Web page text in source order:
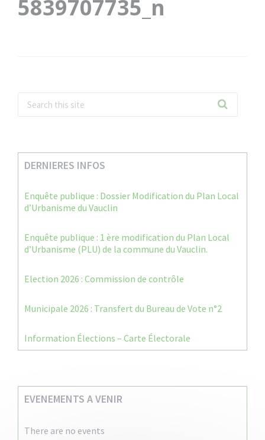
5839707735_n
DERNIERES INFOS
Enquête publique : Dossier Modification du Plan Local
d’Urbanisme du Vauclin
Enquête publique : 1 ère modification du Plan Local
d’Urbanisme (PLU) de la commune du Vauclin.
Election 2026 : Commission de contrôle
Municipale 2026 : Transfert du Bureau de Vote n°2
Information Élections – Carte Électorale
EVENEMENTS A VENIR
There are no events